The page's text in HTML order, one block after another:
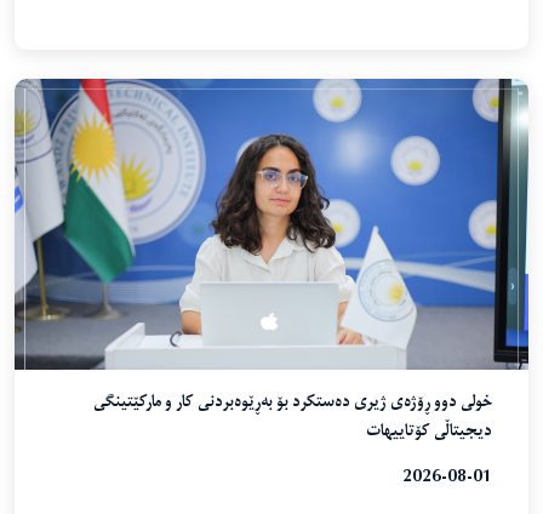
خولی دوو ڕۆژەی ژیری دەستکرد بۆ بەڕێوەبردنی کار و مارکێتینگی
دیجیتاڵی کۆتاییهات
2026-08-01